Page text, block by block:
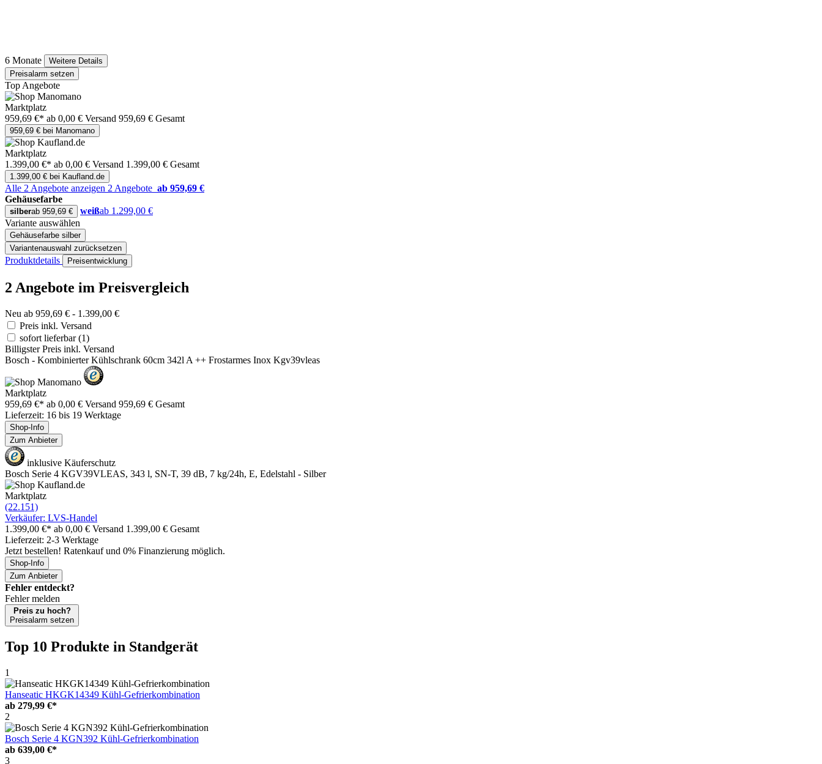
6 Monate
Weitere Details
Preisalarm setzen
Top Angebote
Marktplatz
959,69 €* ab 0,00 € Versand 959,69 € Gesamt
959,69 € bei Manomano
Marktplatz
1.399,00 €* ab 0,00 € Versand 1.399,00 € Gesamt
1.399,00 € bei Kaufland.de
Alle 2 Angebote anzeigen 2 Angebote ab 959,69 €
Gehäusefarbe
silberab 959,69 € weißab 1.299,00 €
Variante auswählen
Gehäusefarbe silber
Variantenauswahl zurücksetzen
Produktdetails Preisentwicklung
2 Angebote im Preisvergleich
Neu ab 959,69 € - 1.399,00 €
Preis inkl. Versand
sofort lieferbar(1)
Billigster Preis inkl. Versand
Bosch - Kombinierter Kühlschrank 60cm 342l A ++ Frostarmes Inox Kgv39vleas
Marktplatz
959,69 €* ab 0,00 € Versand 959,69 € Gesamt
Lieferzeit: 16 bis 19 Werktage
Shop-Info
Zum Anbieter
inklusive Käuferschutz
Bosch Serie 4 KGV39VLEAS, 343 l, SN-T, 39 dB, 7 kg/24h, E, Edelstahl - Silber
Marktplatz
(22.151)
Verkäufer: LVS-Handel
1.399,00 €* ab 0,00 € Versand 1.399,00 € Gesamt
Lieferzeit: 2-3 Werktage
Jetzt bestellen! Ratenkauf und 0% Finanzierung möglich.
Shop-Info
Zum Anbieter
Fehler entdeckt?
Fehler melden
Preis zu hoch?
Preisalarm setzen
Top 10 Produkte in Standgerät
1
Hanseatic HKGK14349 Kühl-Gefrierkombination
ab 279,99 €*
2
Bosch Serie 4 KGN392 Kühl-Gefrierkombination
ab 639,00 €*
3